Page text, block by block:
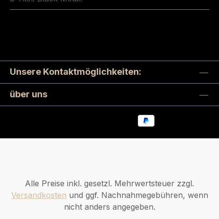
Unsere Kontaktmöglichkeiten:
über uns
Alle Preise inkl. gesetzl. Mehrwertsteuer zzgl.
Versandkosten und ggf. Nachnahmegebühren, wenn
nicht anders angegeben.